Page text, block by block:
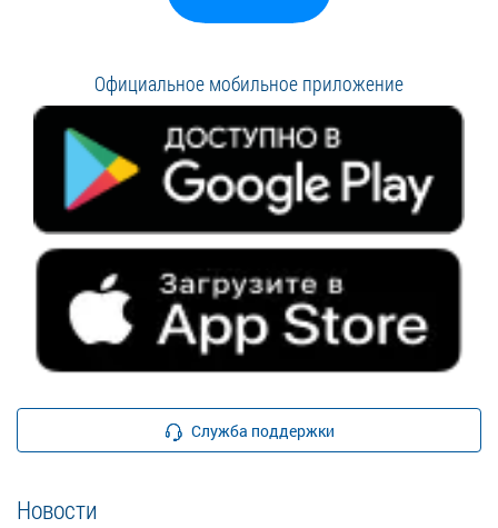
Официальное мобильное приложение
Служба поддержки
Новости